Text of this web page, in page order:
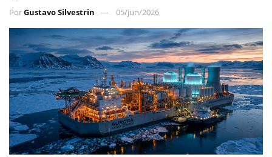
PorGustavo Silvestrin 05/jun/2026